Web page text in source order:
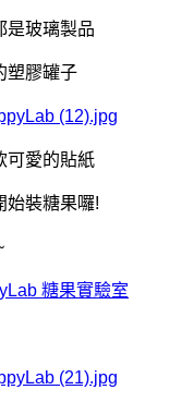
是玻璃製品
塑膠罐子
可愛的貼紙
始裝糖果囉!